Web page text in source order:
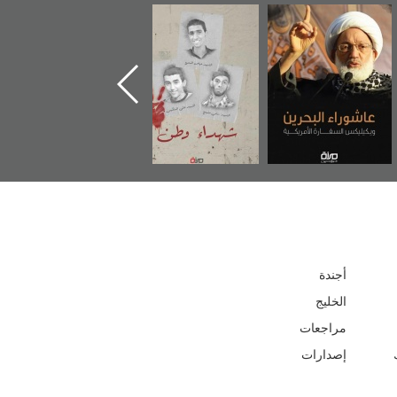
شهداء وطن
«جَوْ»: رواية
المعتقل جهاد
أجندة
الخليج
مراجعات
إصدارات